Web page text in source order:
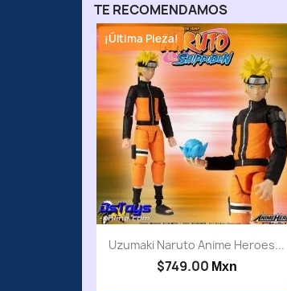
TE RECOMENDAMOS
Uzumaki Naruto Anime Heroes...
$749.00 Mxn
¡Última Pieza!